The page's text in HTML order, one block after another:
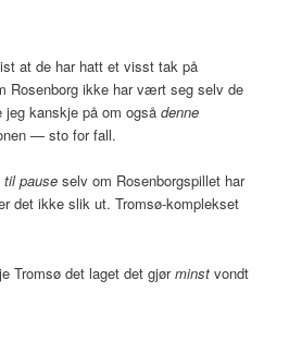
at de har hatt et visst tak på
Rosenborg ikke har vært seg selv de
jeg kanskje på om ogsådenne
— sto for fall.
til pause selv om Rosenborgspillet har
det ikke slik ut. Tromsø-komplekset
Tromsø det laget det gjørminst vondt